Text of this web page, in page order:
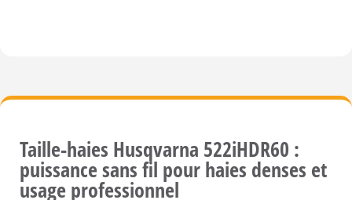
Taille-haies Husqvarna 522iHDR60 :
puissance sans fil pour haies denses et
usage professionnel